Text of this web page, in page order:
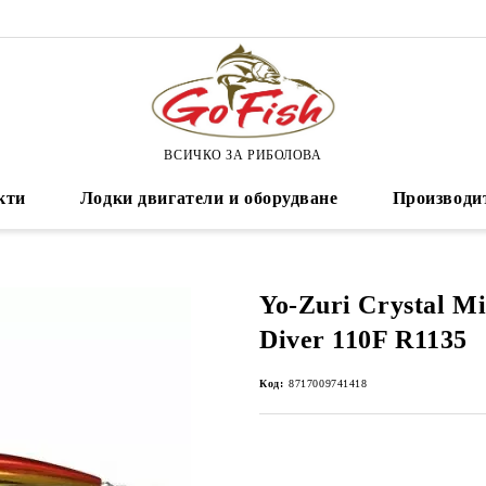
ВСИЧКО ЗА РИБОЛОВА
Лодки двигатели и оборудване
Yo-Zuri Crystal
Diver 110F R1135
Код: 8717009741418